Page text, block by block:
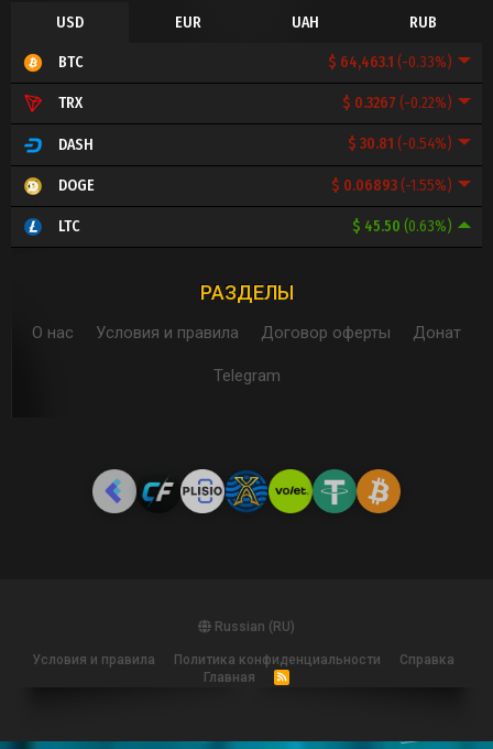
USD EUR UAH RUB
$ 64,463.1 (-0.33%)
BTC
$ 0.3267 (-0.22%)
TRX
$ 30.81 (-0.54%)
DASH
$ 0.06893(-1.55%)
DOGE
$ 45.50 (0.63%)
LTC
РАЗДЕЛЫ
О нас Условия и правила Договор оферты Донат
Telegram
Russian (RU)
Условия и правила Политика конфиденциальности
Справка
Главная
R